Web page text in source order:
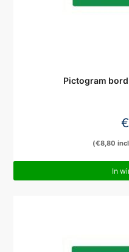
Pictogram
€
(€8,80
In